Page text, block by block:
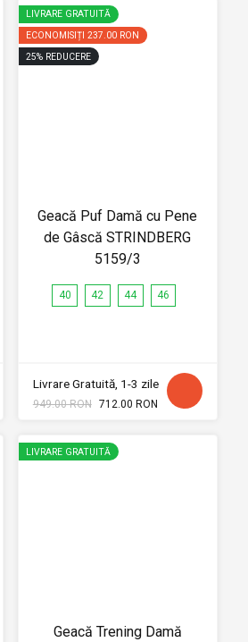
LIVRARE GRATUITĂ
ECONOMISIȚI 237.00 RON
25% REDUCERE
Geacă Puf Damă cu Pene
de Gâscă STRINDBERG
5159/3
40 42 44 46
Livrare Gratuită, 1-3 zile
949.00 RON 712.00 RON
LIVRARE GRATUITĂ
Geacă Trening Damă